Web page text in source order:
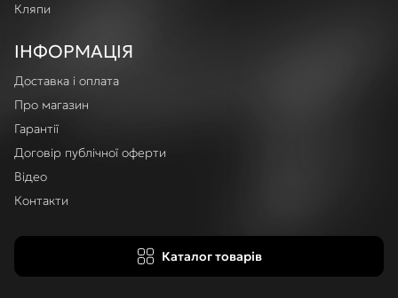
Кляпи
ІНФОРМАЦІЯ
Доставка і оплата
Про магазин
Гарантії
Договір публічної оферти
Відео
Контакти
Каталог товарів